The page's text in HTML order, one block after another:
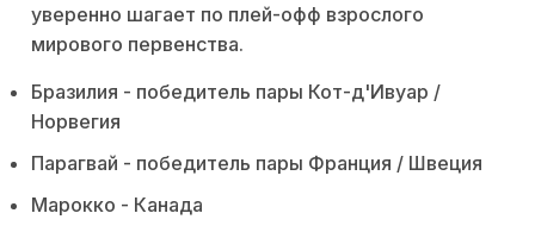
уверенно шагает по плей-офф взрослого
мирового первенства.
Бразилия - победитель пары Кот-д'Ивуар /
Норвегия
Парагвай - победитель пары Франция / Швеция
Марокко - Канада